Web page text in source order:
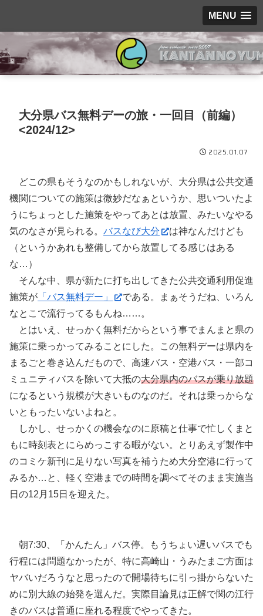
MENU
大分県バス無料デーの旅・一回目（前編）
<2024/12>
2025.01.07
どこの県もそうなのかもしれないが、大分県は公共交通
機関についての施策は微妙だなぁというか、思いついたよ
うにちょっとした施策をやってあとは放置、みたいなやる
気のなさが見られる。 バスなび大分
は神なんだけども
（というかあれも整備してから放置してる感じはある
な…）
そんな中、県が新たに打ち出してきた公共交通利用促進
施策が 「バス無料デー」
である。まぁそうだね、いろん
なとこで流行ってるもんね……。
とはいえ、せっかく無料だからという事でまんまと県の
施策に乗っかってみることにした。この無料デーは県内を
まるごと巻き込んだもので、高速バス・空港バス・一部コ
ミュニティバスを除いて大抵の大分県内のバスが乗り放題
になるという規模が大きいものなのだ。それは乗っからな
いともったいないよねと。
しかし、せっかくの機会なのに原稿と仕事で忙しくまと
もに時刻表とにらめっこする暇がない。とりあえず製作中
のコミケ新刊に足りない写真を補うため大分空港に行って
みるか…と、軽く空港までの時間を調べてそのまま実施当
日の12月15日を迎えた。
朝7:30、「かんたん」バス停。もうちょい遅いバスでも
行程には問題なかったが、特に高崎山・うみたまご方面は
ヤバいだろうなと思ったので開場待ちに引っ掛からないた
めに別大線の始発を選んだ。実際目論見は正解で関の江行
きのバスは普通に座れる程度でやってきた。